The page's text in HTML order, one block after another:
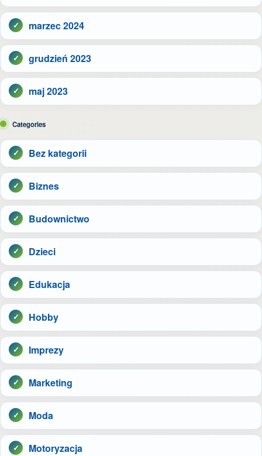
marzec 2024
grudzień 2023
maj 2023
Categories
Bez kategorii
Biznes
Budownictwo
Dzieci
Edukacja
Hobby
Imprezy
Marketing
Moda
Motoryzacja